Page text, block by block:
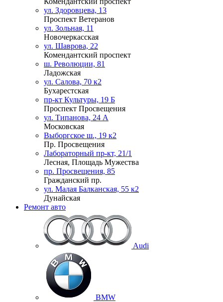
ул. Здоровцева, 13
Проспект Ветеранов
ул. Зольная, 11
Новочеркасская
ул. Шаврова, 22
Комендантский проспект
ш. Революции, 81
Ладожская
ул. Салова, 70 к2
Бухарестская
пр-кт Культуры, 19 Б
Проспект Просвещения
ул. Типанова, 24 А
Московская
Выборгское ш., 19 к2
Пр. Просвещения
Лабораторный пр-кт, 21/1
Лесная, Площадь Мужества
пр. Просвещения, 85
Гражданский пр.
ул. Малая Балканская, 55 к2
Дунайская
Ремонт авто
Audi
BMW